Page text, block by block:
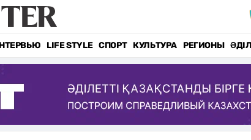
LIFE STYLE СПОРТ КУЛЬТУРА РЕГИОНЫ